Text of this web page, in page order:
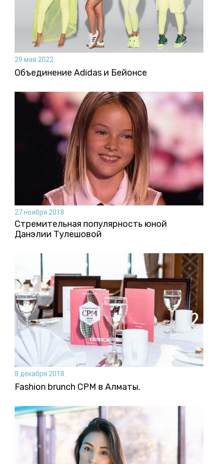
29 мая 2022
Объединение Adidas и Бейонсе
27 ноября 2018
Стремительная популярность юной
Данэлии Тулешовой
8 декабря 2018
Fashion brunch CPM в Алматы.